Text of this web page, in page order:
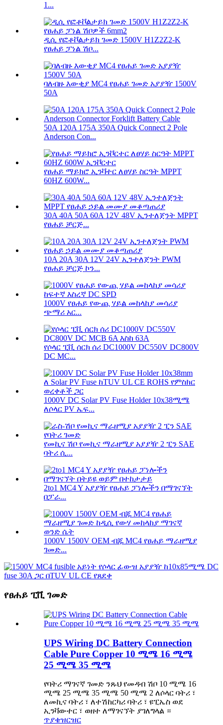
1...
ዲሲ የፎቶቮልታይክ ገመድ 1500V H1Z2Z2-K
የፀሐይ ፓነል ሽቦ...
ባለብዙ እውቂያ MC4 የፀሐይ ገመድ አያያዥ 1500V
50A
50A 120A 175A 350A Quick Connect 2 Pole
Anderson Con...
የፀሐይ ማይክሮ ኢንቫተር ለፀሃይ ስርዓት MPPT
60HZ 600W...
30A 40A 50A 60A 12V 48V ኢንተለጀንት MPPT
የፀሐይ ቻርጅ...
10A 20A 30A 12V 24V ኢንተለጀንት PWM
የፀሐይ ቻርጅ ኮን...
1000V የፀሐይ የውጪ ሃይል መከላከያ መሳሪያ
ጭማሪ አር...
የሶላር ፒቪ ሰርክ ሰሪ DC1000V DC550V DC800V
DC MC...
1000V DC Solar PV Fuse Holder 10x38ሚሜ
ለሶላር PV ኤፍ...
የመኪና ሽቦ የመኪና ማራዘሚያ አያያዥ 2 ፒን SAE
ባትሪ ሲ...
2to1 MC4 Y አያያዥ የፀሐይ ፓነሎችን በማገናኘት
በፓራ...
1000V 1500V OEM ብጁ MC4 የፀሐይ ማራዘሚያ
ገመድ...
የፀሐይ ፒቪ ገመድ
UPS Wiring DC Battery Connection
Cable Pure Copper 10 ሚሜ 16 ሚሜ
25 ሚሜ 35 ሚሜ
የባትሪ ማገናኛ ገመድ ንጹህ የመዳብ ሽቦ 10 ሚሜ 16
ሚሜ 25 ሚሜ 35 ሚሜ 50 ሚሜ 2 ለሶላር ባትሪ ፣
ለመኪና ባትሪ ፣ ለተሽከርካሪ ባትሪ ፣ ዩፒኤስ ወደ
ኢንቫውተር ፣ ወዘተ ለማገናኘት ያገለግላል ።
ጥያቄዝርዝር